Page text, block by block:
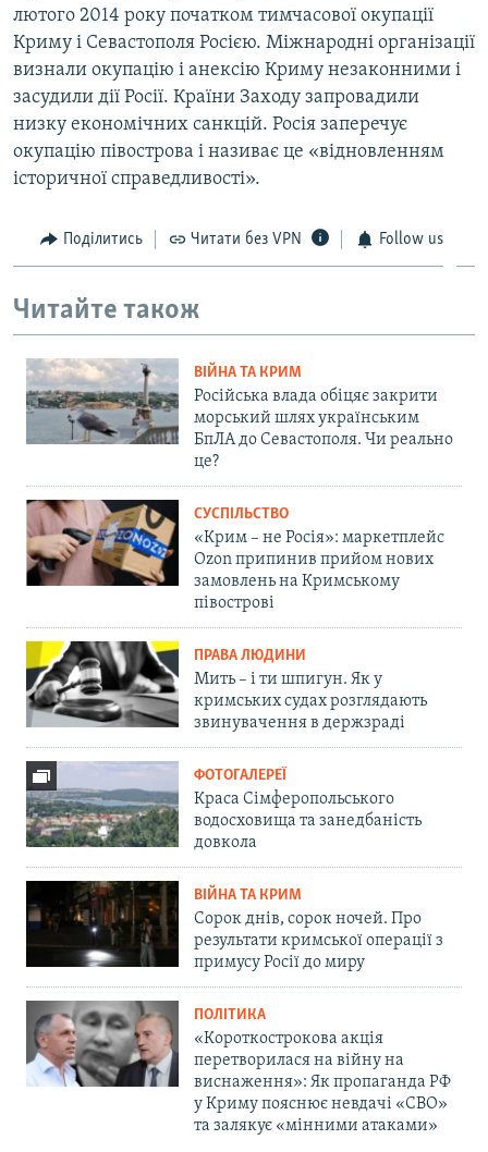
лютого 2014 року початком тимчасової окупації
Криму і Севастополя Росією. Міжнародні організації
визнали окупацію і анексію Криму незаконними і
засудили дії Росії. Країни Заходу запровадили
низку економічних санкцій. Росія заперечує
окупацію півострова і називає це «відновленням
історичної справедливості».
Поділитись Читати без VPN Follow us
Читайте також
ВІЙНА ТА КРИМ
Російська влада обіцяє закрити
морський шлях українським
БпЛА до Севастополя. Чи реально
це?
СУСПІЛЬСТВО
«Крим – не Росія»: маркетплейс
Ozon припинив прийом нових
замовлень на Кримському
півострові
ПРАВА ЛЮДИНИ
Мить – і ти шпигун. Як у
кримських судах розглядають
звинувачення в держзраді
ФОТОГАЛЕРЕЇ
Краса Сімферопольського
водосховища та занедбаність
довкола
ВІЙНА ТА КРИМ
Сорок днів, сорок ночей. Про
результати кримської операції з
примусу Росії до миру
ПОЛІТИКА
«Короткострокова акція
перетворилася на війну на
виснаження»: Як пропаганда РФ
у Криму пояснює невдачі «СВО»
та залякує «мінними атаками»